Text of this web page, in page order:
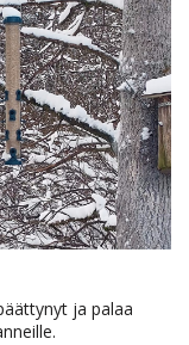
ja palaa